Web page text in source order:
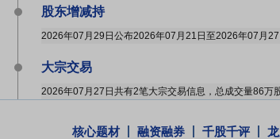
股东增减持
大宗交易
2026年07月21日共有1笔大宗交易，成交量36万股，成
核心题材 融资融券 千股千评